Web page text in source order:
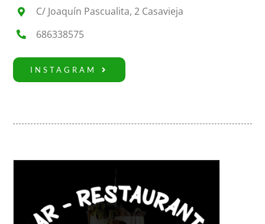
C/ Joaquín Pascualita, 2 Casavieja
686338575
INSTAGRAM